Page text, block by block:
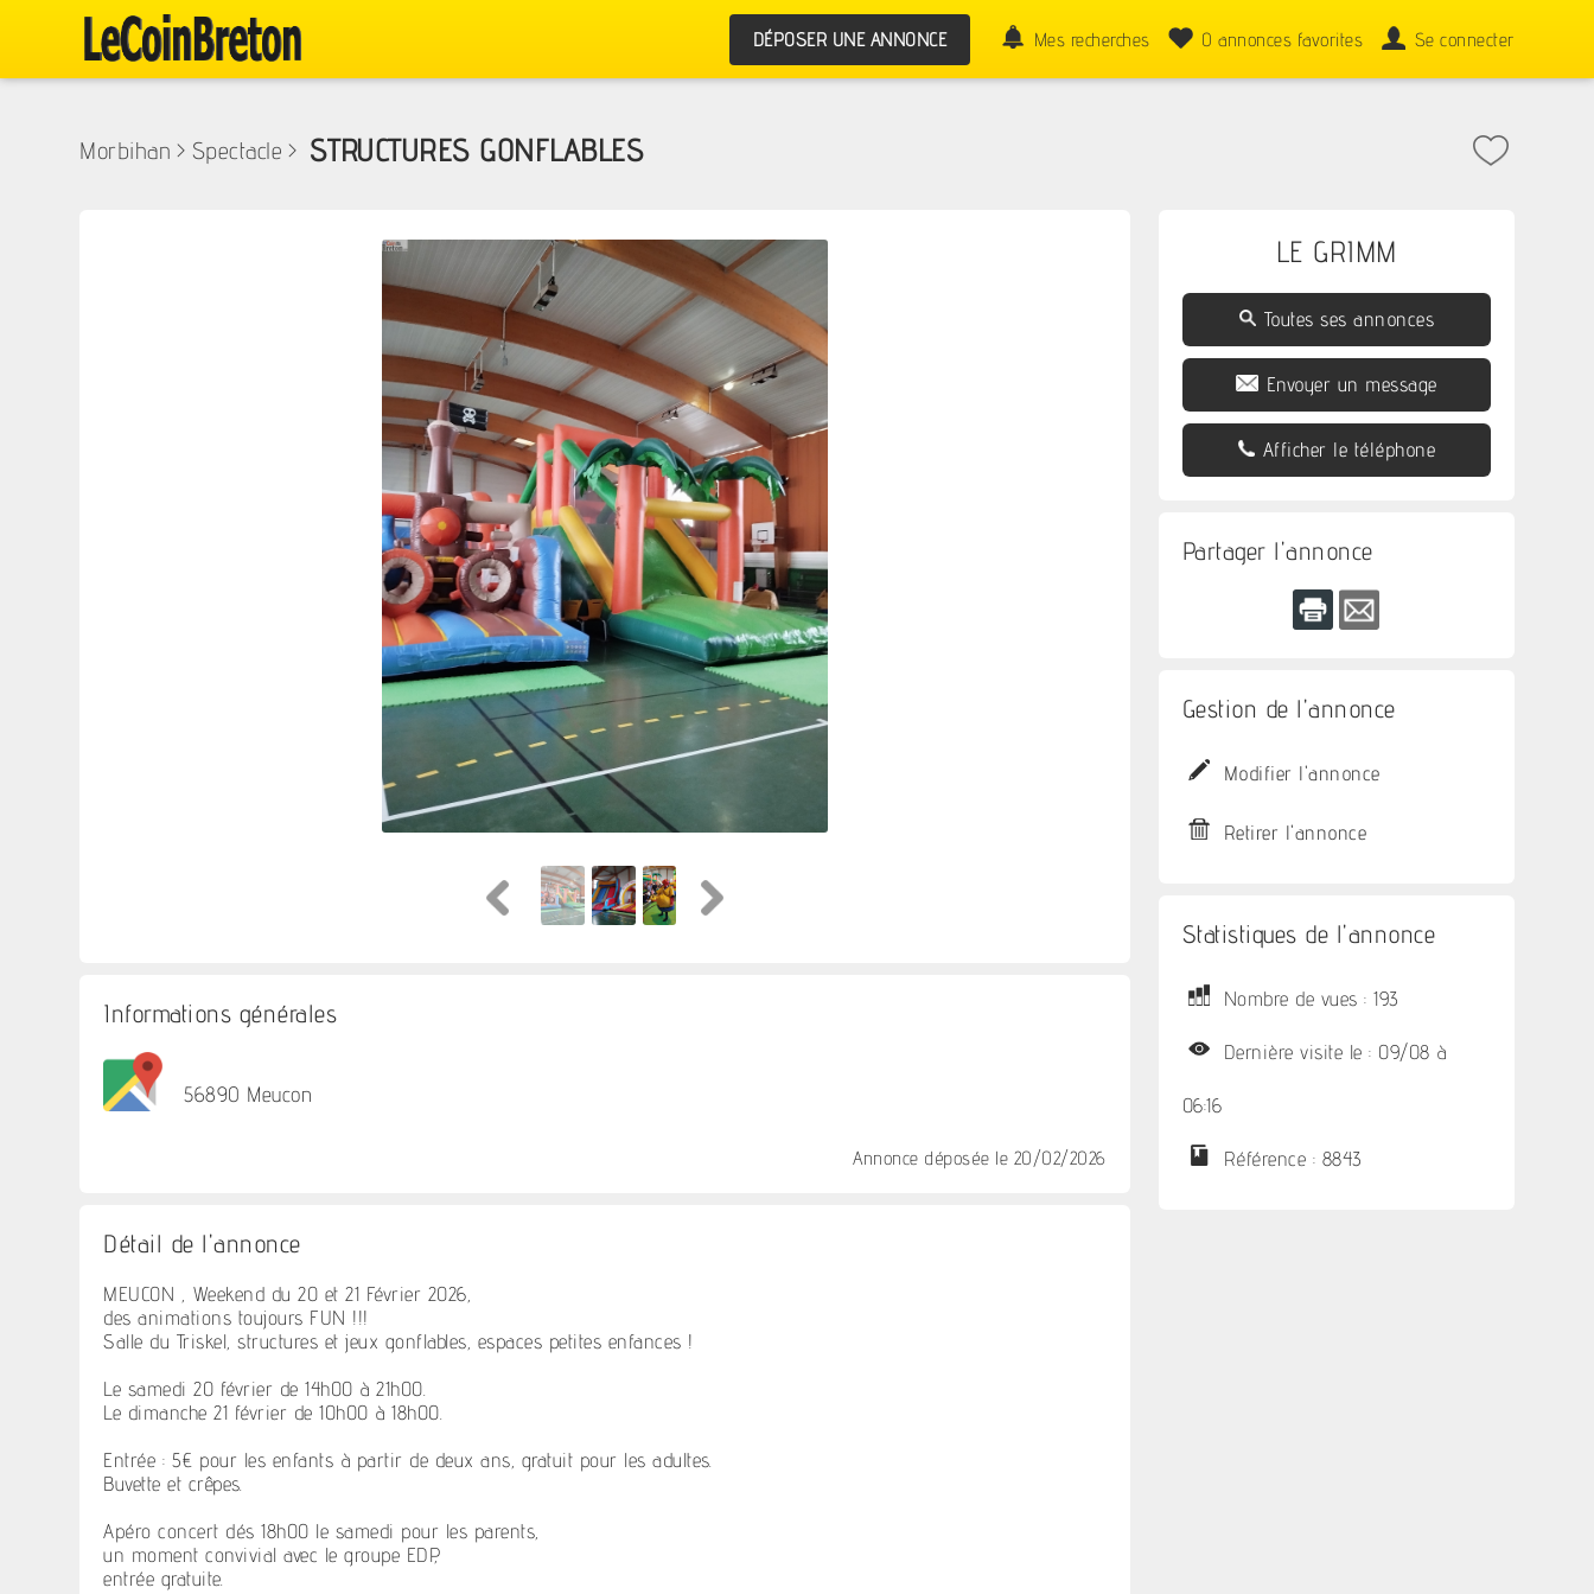
DÉPOSER UNE ANNONCE Mes recherches 0 annonces favorites Se connecter
Morbihan > Spectacle > STRUCTURES GONFLABLES
Informations générales
56890 Meucon
Annonce déposée le 20/02/2026
Détail de l'annonce
MEUCON , Weekend du 20 et 21 Février 2026,
des animations toujours FUN !!!
Salle du Triskel, structures et jeux gonflables, espaces petites enfances !
Le samedi 20 février de 14h00 à 21h00.
Le dimanche 21 février de 10h00 à 18h00.
Entrée : 5€ pour les enfants à partir de deux ans, gratuit pour les adultes.
Buvette et crêpes.
Apéro concert dés 18h00 le samedi pour les parents,
un moment convivial avec le groupe EDP,
entrée gratuite.
LE GRIMM
Toutes ses annonces
Envoyer un message
Afficher le téléphone
Partager l'annonce
Gestion de l'annonce
Modifier l'annonce
Retirer l'annonce
Statistiques de l'annonce
Nombre de vues : 193
Dernière visite le : 09/08 à
06:16
Référence : 8843